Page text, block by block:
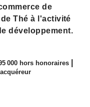
de
Thé à l'activité
développement.
35 places assises
offrant un
000 hors honoraires